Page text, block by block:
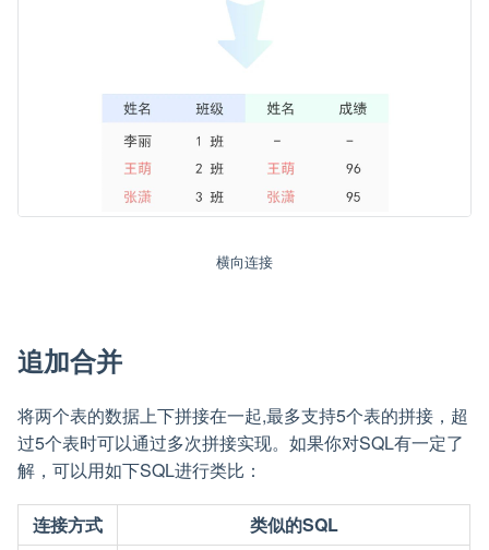
横向连接
追加合并
将两个表的数据上下拼接在一起,最多支持5个表的拼接，超
过5个表时可以通过多次拼接实现。如果你对SQL有一定了
解，可以用如下SQL进行类比：
连接方式 类似的SQL